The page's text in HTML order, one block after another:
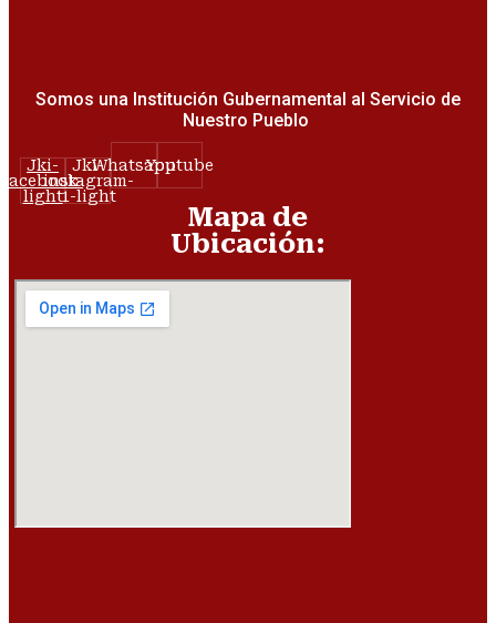
Somos una Institución Gubernamental al Servicio de
Nuestro Pueblo
Jki-
facebook-
light
Jki-
instagram-
1-light
WhatsappYoutube
Mapa de
Ubicación: